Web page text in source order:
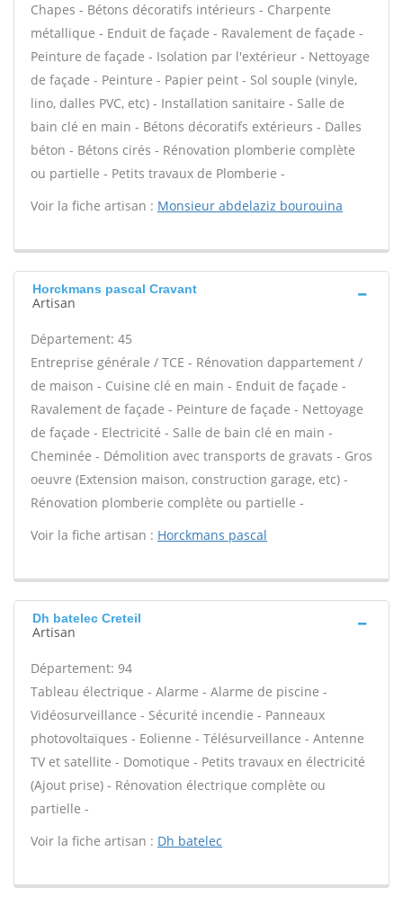
Chapes - Bétons décoratifs intérieurs - Charpente
métallique - Enduit de façade - Ravalement de façade -
Peinture de façade - Isolation par l'extérieur - Nettoyage
de façade - Peinture - Papier peint - Sol souple (vinyle,
lino, dalles PVC, etc) - Installation sanitaire - Salle de
bain clé en main - Bétons décoratifs extérieurs - Dalles
béton - Bétons cirés - Rénovation plomberie complète
ou partielle - Petits travaux de Plomberie -
Voir la fiche artisan : Monsieur abdelaziz bourouina
Horckmans pascal Cravant
Artisan
Département: 45
Entreprise générale / TCE - Rénovation dappartement /
de maison - Cuisine clé en main - Enduit de façade -
Ravalement de façade - Peinture de façade - Nettoyage
de façade - Electricité - Salle de bain clé en main -
Cheminée - Démolition avec transports de gravats - Gros
oeuvre (Extension maison, construction garage, etc) -
Rénovation plomberie complète ou partielle -
Voir la fiche artisan : Horckmans pascal
Dh batelec Creteil
Artisan
Département: 94
Tableau électrique - Alarme - Alarme de piscine -
Vidéosurveillance - Sécurité incendie - Panneaux
photovoltaïques - Eolienne - Télésurveillance - Antenne
TV et satellite - Domotique - Petits travaux en électricité
(Ajout prise) - Rénovation électrique complète ou
partielle -
Voir la fiche artisan : Dh batelec